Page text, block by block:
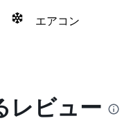
エアコン
レビュー